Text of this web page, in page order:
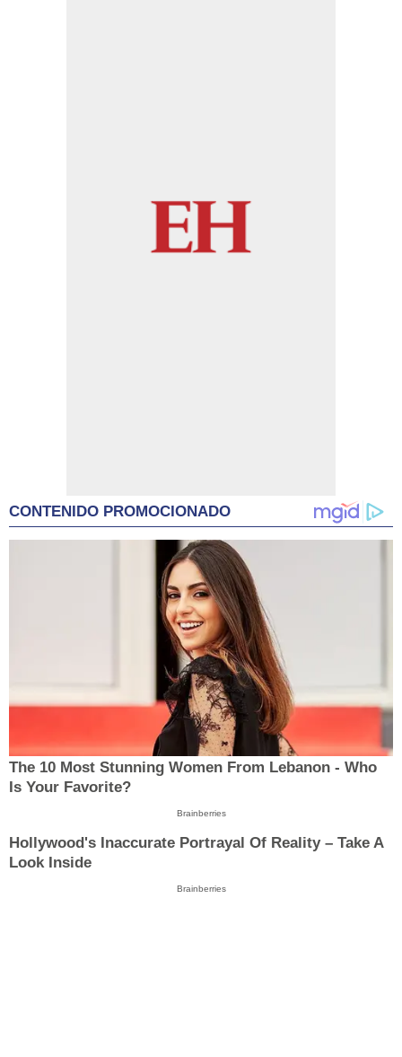
CONTENIDO PROMOCIONADO
The 10 Most Stunning Women From Lebanon - Who
Is Your Favorite?
Brainberries
Hollywood's Inaccurate Portrayal Of Reality – Take A
Look Inside
Brainberries